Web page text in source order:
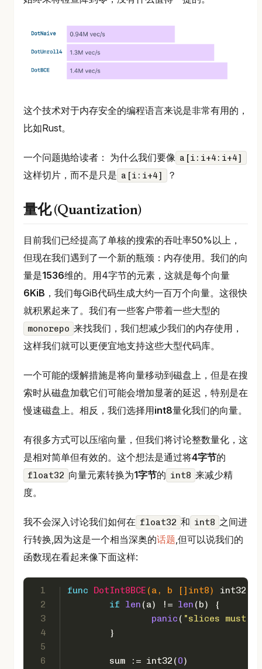
这个技术对于内存安全的编程语言来说是非常有用的，
比如Rust。
一个问题抛给读者： 为什么我们要像 a[i:i+4:i+4]
这样切片，而不是只是 a[i:i+4] ？
量化 (Quantization)
目前我们已经提高了单核的搜索的吞吐率50%以上，
但现在我们遇到了一个新的瓶颈：内存使用。我们的向
量是1536维的。用4字节的元素，这就是每个向量
6KiB ，我们每GiB代码生成大约一百万个向量。这很快
就积累起来了。我们有一些客户带着一些大型的
monorepo 来找我们，我们想减少我们的内存使用，
这样我们就可以更便宜地支持这些大型代码库。
一个可能的缓解措施是将向量移动到磁盘上，但是在搜
索时从磁盘加载它们可能会增加显著的延迟，特别是在
慢速磁盘上。相反，我们选择用int8量化我们的向量。
有很多方式可以压缩向量，但我们将讨论整数量化，这
是相对简单但有效的。这个想法是通过将4字节的
float32 向量元素转换为1字节的 int8 来减少精
度。
我不会深入讨论我们如何在 float32 和 int8 之间进
行转换,因为这是一个相当深奥的话题,但可以说我们的
函数现在看起来像下面这样:
1
2
3
4
5
6
func DotInt8BCE (a, b [] int8) int32
if
len (a) != len (b) {
panic ( "slices must
	}
	sum :=
int32 (0)